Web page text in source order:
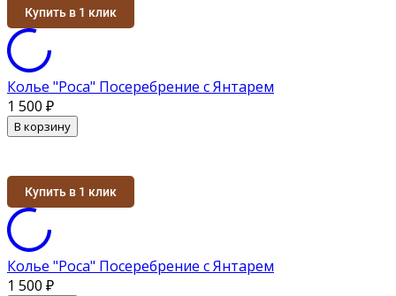
Купить в 1 клик
Колье "Роса" Посеребрение с Янтарем
1 500 ₽
В корзину
Купить в 1 клик
Колье "Роса" Посеребрение с Янтарем
1 500 ₽